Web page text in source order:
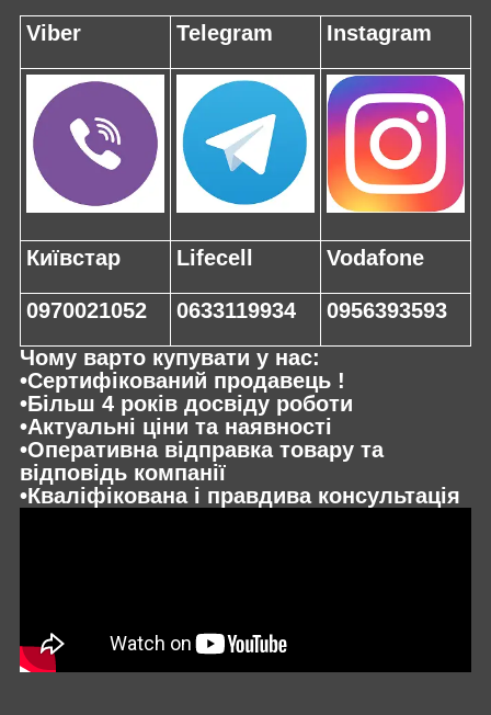
Viber
Telegram Instagram
Київстар Lifecell Vodafone
0970021052 0633119934
0956393593
Чому варто купувати у нас:
•Сертифікований продавець !
•Більш 4 років досвіду роботи
•Актуальні ціни та наявності
•Оперативна відправка товару та
відповідь компанії
•Кваліфікована і правдива консультація